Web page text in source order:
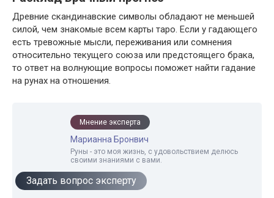
Древние скандинавские символы обладают не меньшей
силой, чем знакомые всем карты таро. Если у гадающего
есть тревожные мысли, переживания или сомнения
относительно текущего союза или предстоящего брака,
то ответ на волнующие вопросы поможет найти гадание
на рунах на отношения.
Мнение эксперта
Марианна Бронвич
Руны - это моя жизнь, с удовольствием делюсь
своими знаниями с вами.
Задать вопрос эксперту